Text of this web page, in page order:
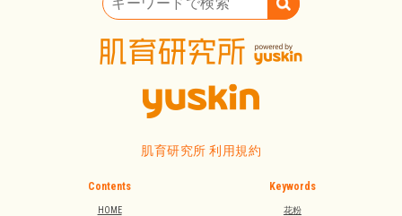
肌育研究所 利用規約
Contents
HOME
Keywords
花粉